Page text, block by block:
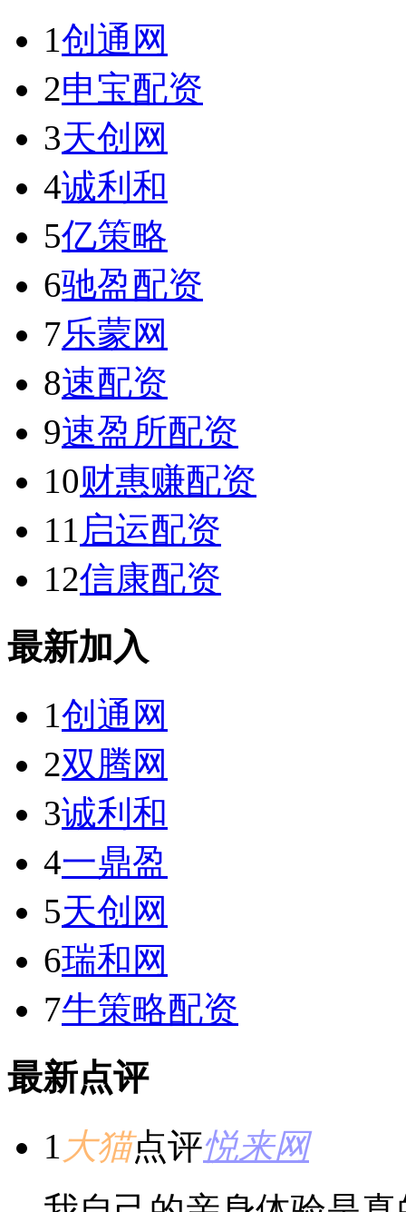
1创通网
2申宝配资
3天创网
4诚利和
5亿策略
6驰盈配资
7乐蒙网
8速配资
9速盈所配资
10财惠赚配资
11 启运配资
12信康配资
最新加入
1创通网
2双腾网
3诚利和
4一鼎盈
5天创网
6瑞和网
7牛策略配资
最新点评
1 大猫点评悦来网